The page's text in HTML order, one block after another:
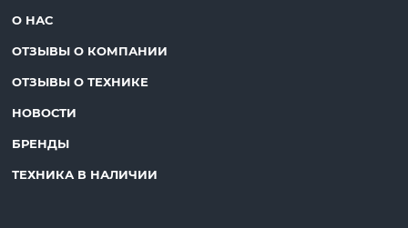
О НАС
ОТЗЫВЫ О КОМПАНИИ
ОТЗЫВЫ О ТЕХНИКЕ
НОВОСТИ
БРЕНДЫ
ТЕХНИКА В НАЛИЧИИ